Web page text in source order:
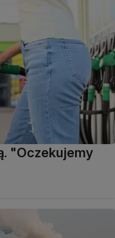
"Oczekujemy